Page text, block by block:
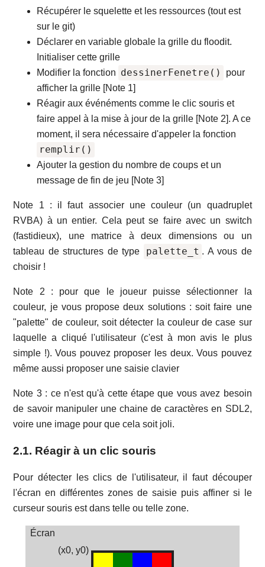
Récupérer le squelette et les ressources (tout est
sur le git)
Déclarer en variable globale la grille du floodit.
Initialiser cette grille
Modifier la fonction dessinerFenetre()
pour
afficher la grille [Note 1]
Réagir aux événéments comme le clic souris et
faire appel à la mise à jour de la grille [Note 2]. A ce
moment, il sera nécessaire d'appeler la fonction
remplir()
Ajouter la gestion du nombre de coups et un
message de fin de jeu [Note 3]
Note 1 : il faut associer une couleur (un quadruplet
RVBA) à un entier. Cela peut se faire avec un switch
(fastidieux), une matrice à deux dimensions ou un
tableau de structures de type
palette_t . A vous de
choisir !
Note 2 : pour que le joueur puisse sélectionner la
couleur, je vous propose deux solutions : soit faire une
"palette" de couleur, soit détecter la couleur de case sur
laquelle a cliqué l'utilisateur (c'est à mon avis le plus
simple !). Vous pouvez proposer les deux. Vous pouvez
même aussi proposer une saisie clavier
Note 3 : ce n'est qu'à cette étape que vous avez besoin
de savoir manipuler une chaine de caractères en SDL2,
voire une image pour que cela soit joli.
2.1. Réagir à un clic souris
Pour détecter les clics de l'utilisateur, il faut découper
l'écran en différentes zones de saisie puis affiner si le
curseur souris est dans telle ou telle zone.
Écran
(x0, y0)